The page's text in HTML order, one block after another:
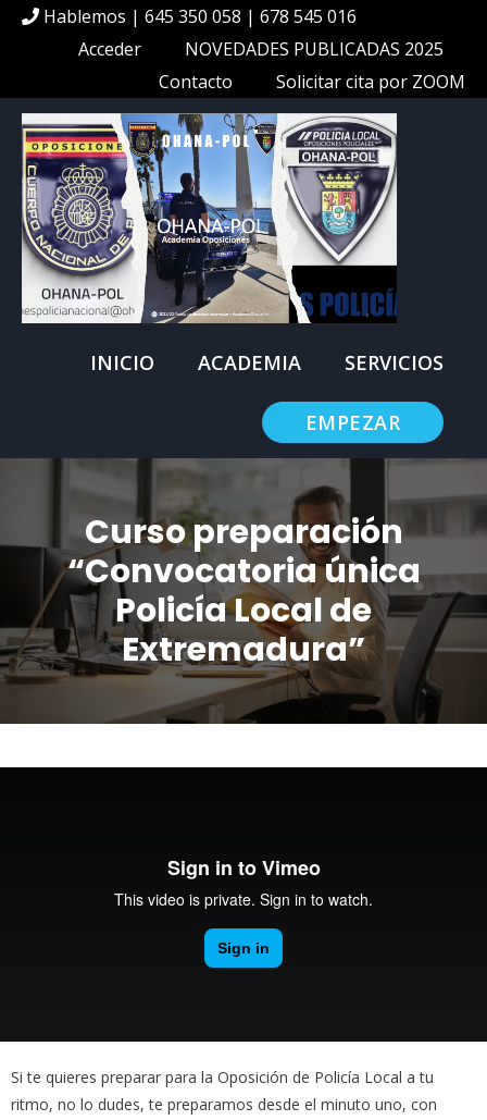
Hablemos | 645 350 058 | 678 545 016
Acceder
NOVEDADES PUBLICADAS 2025
Contacto
Solicitar cita por ZOOM
INICIO ACADEMIA SERVICIOS
EMPEZAR
Curso preparación
“Convocatoria única
Policía Local de
Extremadura”
Si te quieres preparar para la Oposición de Policía Local a tu
ritmo, no lo dudes, te preparamos desde el minuto uno, con